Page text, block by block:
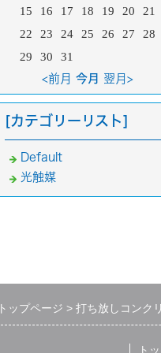
15
16 17 18 19 20
21
22
23 24 25 26 27
28
29
30 31
<前月 今月 翌月>
[カテゴリーリスト]
Default
光触媒
トップページ 打ち放しコンク
ト